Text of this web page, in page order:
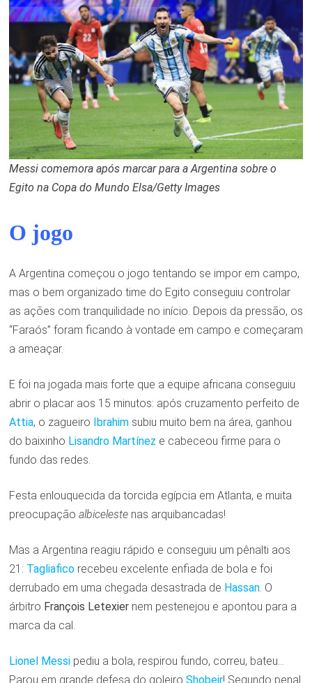
Messi comemora após marcar para a Argentina sobre o
Egito na Copa do Mundo Elsa/Getty Images
O jogo
A Argentina começou o jogo tentando se impor em campo,
mas o bem organizado time do Egito conseguiu controlar
as ações com tranquilidade no início. Depois da pressão, os
“Faraós” foram ficando à vontade em campo e começaram
a ameaçar.
E foi na jogada mais forte que a equipe africana conseguiu
abrir o placar aos 15 minutos: após cruzamento perfeito de
Attia, o zagueiro Ibrahimsubiu muito bem na área, ganhou
do baixinho Lisandro Martínez e cabeceou firme para o
fundo das redes.
Festa enlouquecida da torcida egípcia em Atlanta, e muita
preocupação albiceleste nas arquibancadas!
Mas a Argentina reagiu rápido e conseguiu um pênalti aos
21: Tagliaficorecebeu excelente enfiada de bola e foi
derrubado em uma chegada desastrada de Hassan. O
árbitro François Letexier nem pestenejou e apontou para a
marca da cal.
Lionel Messipediu a bola, respirou fundo, correu, bateu…
Parou em grande defesa do goleiro Shobeir! Segundo penal